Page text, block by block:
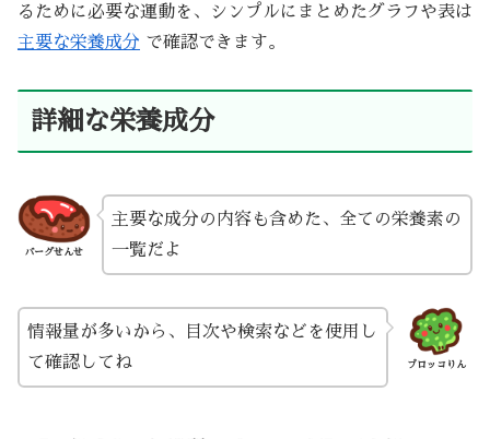
るために必要な運動を、シンプルにまとめたグラフや表は
主要な栄養成分 で確認できます。
詳細な栄養成分
バーグせんせ
主要な成分の内容も含めた、全ての栄養素の
一覧だよ
ブロッコりん
情報量が多いから、目次や検索などを使用し
て確認してね